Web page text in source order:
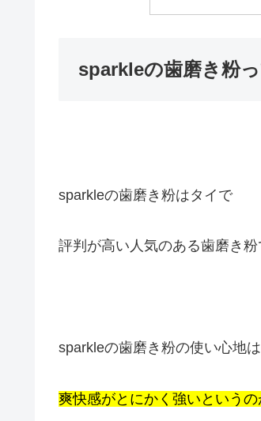
sparkleの歯磨き粉
sparkleの歯磨き粉はタイで
評判が高い人気のある歯磨き粉
sparkleの歯磨き粉の使い心地は
爽快感がとにかく強いというの